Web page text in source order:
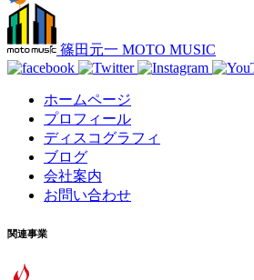
篠田元一 MOTO MUSIC
ホームページ
プロフィール
ディスコグラフィ
ブログ
会社案内
お問い合わせ
関連事業